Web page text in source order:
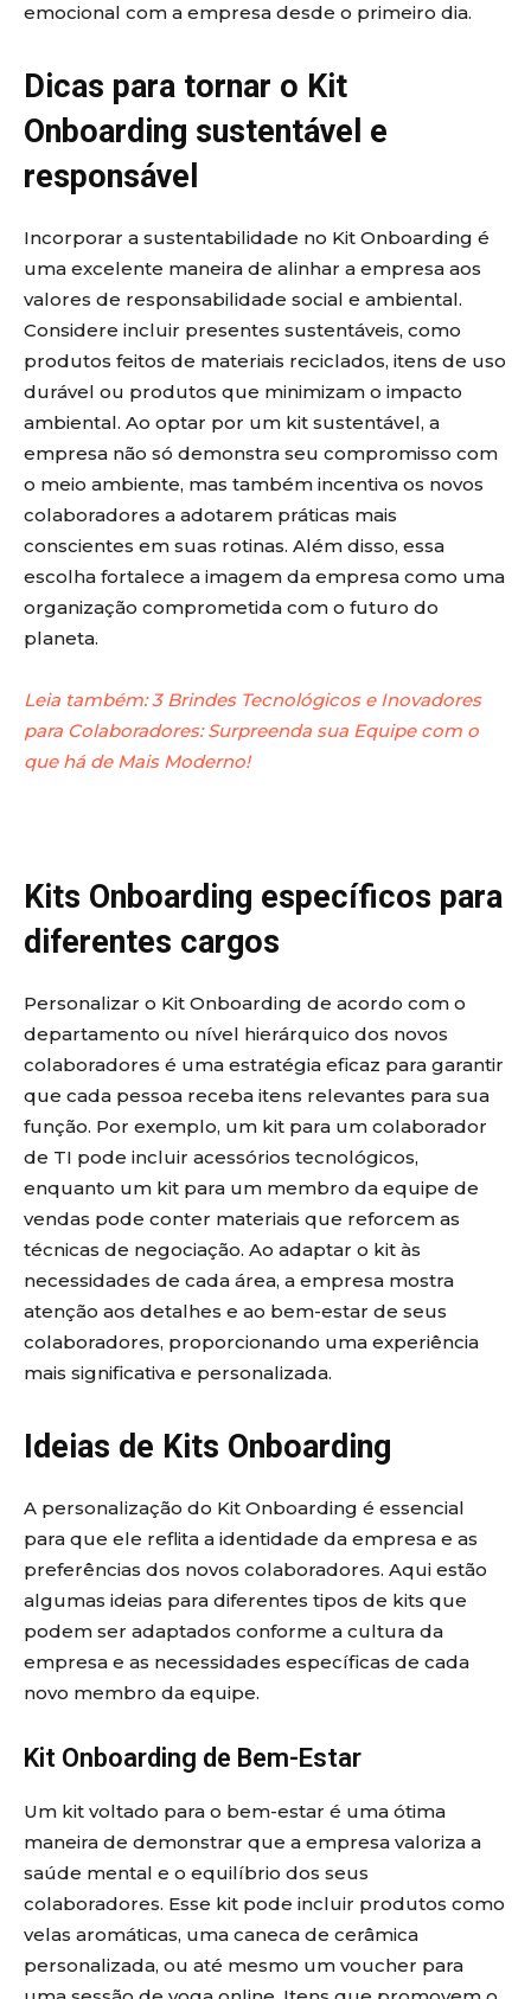
emocional com a empresa desde o primeiro dia.
Dicas para tornar o Kit
Onboarding sustentável e
responsável
Incorporar a sustentabilidade no Kit Onboarding é
uma excelente maneira de alinhar a empresa aos
valores de responsabilidade social e ambiental.
Considere incluir presentes sustentáveis, como
produtos feitos de materiais reciclados, itens de uso
durável ou produtos que minimizam o impacto
ambiental. Ao optar por um kit sustentável, a
empresa não só demonstra seu compromisso com
o meio ambiente, mas também incentiva os novos
colaboradores a adotarem práticas mais
conscientes em suas rotinas. Além disso, essa
escolha fortalece a imagem da empresa como uma
organização comprometida com o futuro do
planeta.
Leia também: 3 Brindes Tecnológicos e Inovadores
para Colaboradores: Surpreenda sua Equipe com o
que há de Mais Moderno!
Kits Onboarding específicos para
diferentes cargos
Personalizar o Kit Onboarding de acordo com o
departamento ou nível hierárquico dos novos
colaboradores é uma estratégia eficaz para garantir
que cada pessoa receba itens relevantes para sua
função. Por exemplo, um kit para um colaborador
de TI pode incluir acessórios tecnológicos,
enquanto um kit para um membro da equipe de
vendas pode conter materiais que reforcem as
técnicas de negociação. Ao adaptar o kit às
necessidades de cada área, a empresa mostra
atenção aos detalhes e ao bem-estar de seus
colaboradores, proporcionando uma experiência
mais significativa e personalizada.
Ideias de Kits Onboarding
A personalização do Kit Onboarding é essencial
para que ele reflita a identidade da empresa e as
preferências dos novos colaboradores. Aqui estão
algumas ideias para diferentes tipos de kits que
podem ser adaptados conforme a cultura da
empresa e as necessidades específicas de cada
novo membro da equipe.
Kit Onboarding de Bem-Estar
Um kit voltado para o bem-estar é uma ótima
maneira de demonstrar que a empresa valoriza a
saúde mental e o equilíbrio dos seus
colaboradores. Esse kit pode incluir produtos como
velas aromáticas, uma caneca de cerâmica
personalizada, ou até mesmo um voucher para